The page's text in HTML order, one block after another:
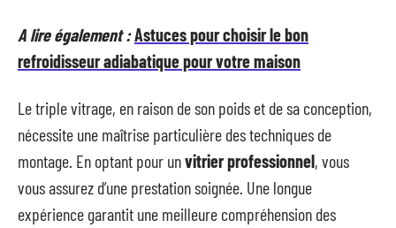
A lire également :Astuces pour choisir le bon
refroidisseur adiabatique pour votre maison
Le triple vitrage, en raison de son poids et de sa conception,
nécessite une maîtrise particulière des techniques de
montage. En optant pour unvitrier professionnel, vous
vous assurez d’une prestation soignée. Une longue
expérience garantit une meilleure compréhension des